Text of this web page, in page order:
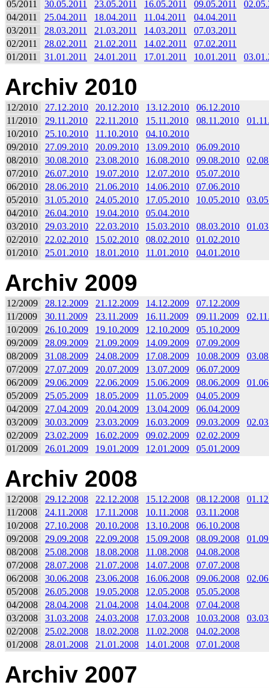
05/2011 30.05.2011 23.05.2011 16.05.2011 09.05.2011
04/2011
25.04.2011 18.04.2011 11.04.2011
04.04.2011
03/2011
28.03.2011 21.03.2011 14.03.2011
07.03.2011
02/2011
28.02.2011 21.02.2011 14.02.2011
07.02.2011
01/2011
31.01.2011 24.01.2011 17.01.2011 10.01.2011
Archiv 2010
12/2010 27.12.2010 20.12.2010 13.12.2010
06.12.2010
11/2010
29.11.2010 22.11.2010 15.11.2010 08.11.2010
10/2010
25.10.2010 11.10.2010
04.10.2010
09/2010
27.09.2010 20.09.2010 13.09.2010
06.09.2010
08/2010
30.08.2010 23.08.2010 16.08.2010 09.08.2010
07/2010
26.07.2010 19.07.2010 12.07.2010
05.07.2010
06/2010
28.06.2010 21.06.2010 14.06.2010
07.06.2010
05/2010
31.05.2010 24.05.2010 17.05.2010 10.05.2010
04/2010
26.04.2010 19.04.2010
05.04.2010
03/2010
29.03.2010 22.03.2010 15.03.2010 08.03.2010
02/2010
22.02.2010 15.02.2010 08.02.2010
01.02.2010
01/2010
25.01.2010 18.01.2010 11.01.2010 04.01.2010
Archiv 2009
12/2009 28.12.2009 21.12.2009 14.12.2009
07.12.2009
11/2009
30.11.2009 23.11.2009 16.11.2009 09.11.2009
10/2009
26.10.2009 19.10.2009 12.10.2009
05.10.2009
09/2009
28.09.2009 21.09.2009 14.09.2009
07.09.2009
08/2009
31.08.2009 24.08.2009 17.08.2009 10.08.2009
07/2009
27.07.2009 20.07.2009 13.07.2009
06.07.2009
06/2009
29.06.2009 22.06.2009 15.06.2009 08.06.2009
05/2009
25.05.2009 18.05.2009 11.05.2009
04.05.2009
04/2009
27.04.2009 20.04.2009 13.04.2009
06.04.2009
03/2009
30.03.2009 23.03.2009 16.03.2009 09.03.2009
02/2009
23.02.2009 16.02.2009 09.02.2009
02.02.2009
01/2009
26.01.2009 19.01.2009 12.01.2009 05.01.2009
Archiv 2008
12/2008 29.12.2008 22.12.2008 15.12.2008 08.12.2008
11/2008
24.11.2008 17.11.2008 10.11.2008
03.11.2008
10/2008
27.10.2008 20.10.2008 13.10.2008
06.10.2008
09/2008
29.09.2008 22.09.2008 15.09.2008 08.09.2008
08/2008
25.08.2008 18.08.2008 11.08.2008
04.08.2008
07/2008
28.07.2008 21.07.2008 14.07.2008
07.07.2008
06/2008
30.06.2008 23.06.2008 16.06.2008 09.06.2008
05/2008
26.05.2008 19.05.2008 12.05.2008
05.05.2008
04/2008
28.04.2008 21.04.2008 14.04.2008
07.04.2008
03/2008
31.03.2008 24.03.2008 17.03.2008 10.03.2008
02/2008
25.02.2008 18.02.2008 11.02.2008
04.02.2008
01/2008
28.01.2008 21.01.2008 14.01.2008 07.01.2008
Archiv 2007